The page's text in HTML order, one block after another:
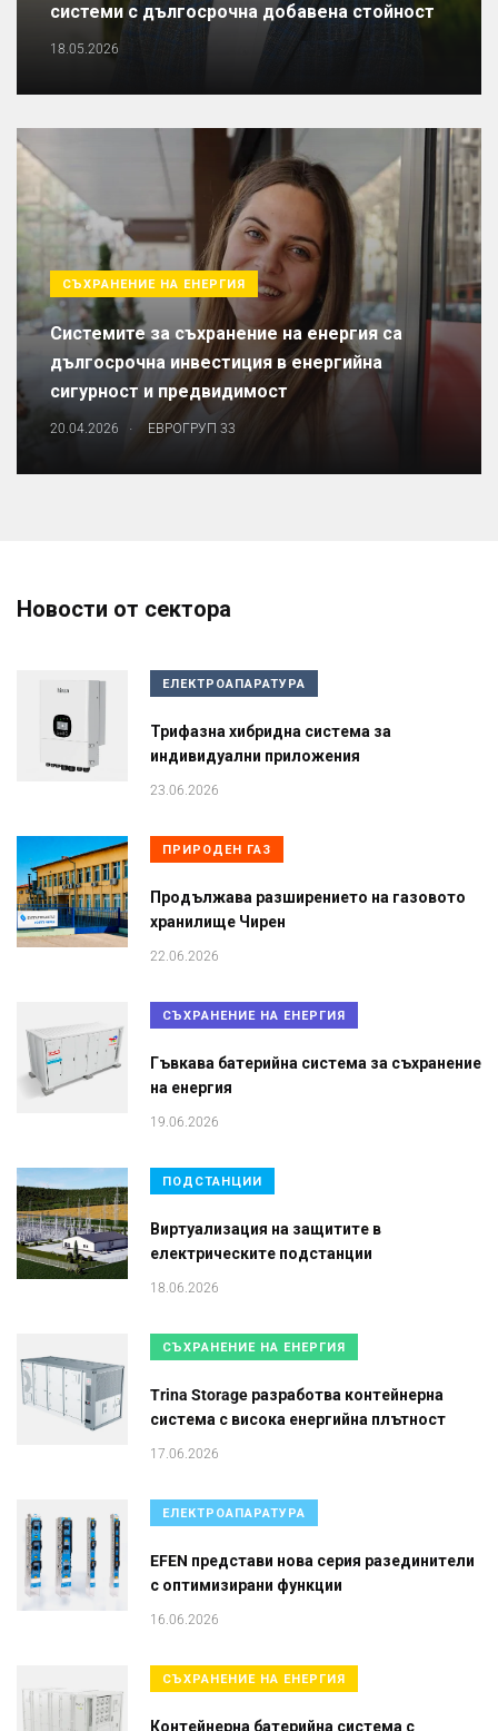
системи с дългосрочна добавена стойност
18.05.2026
СЪХРАНЕНИЕ НА ЕНЕРГИЯ
Системите за съхранение на енергия са
дългосрочна инвестиция в енергийна
сигурност и предвидимост
20.04.2026 . ЕВРОГРУП 33
Новости от сектора
ЕЛЕКТРОАПАРАТУРА
Трифазна хибридна система за
индивидуални приложения
23.06.2026
ПРИРОДЕН ГАЗ
Продължава разширението на газовото
хранилище Чирен
22.06.2026
СЪХРАНЕНИЕ НА ЕНЕРГИЯ
Гъвкава батерийна система за съхранение
на енергия
19.06.2026
ПОДСТАНЦИИ
Виртуализация на защитите в
електрическите подстанции
18.06.2026
СЪХРАНЕНИЕ НА ЕНЕРГИЯ
Trina Storage разработва контейнерна
система с висока енергийна плътност
17.06.2026
ЕЛЕКТРОАПАРАТУРА
EFEN представи нова серия разединители
с оптимизирани функции
16.06.2026
СЪХРАНЕНИЕ НА ЕНЕРГИЯ
Контейнерна батерийна система с